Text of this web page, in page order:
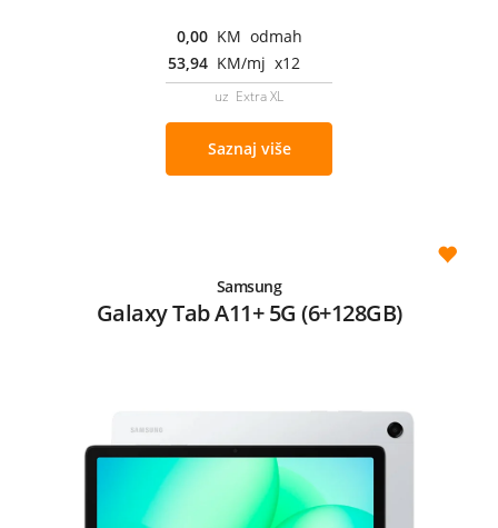
0,00 KM odmah
53,94 KM/mj x12
uz Extra XL
Saznaj više
Samsung
Galaxy Tab A11+ 5G (6+128GB)